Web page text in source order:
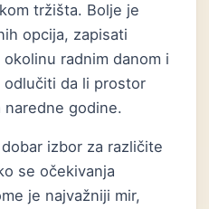
tržišta. Bolje je
opcija, zapisati
radnim danom i
da li prostor
naredne godine.
izbor za različite
se očekivanja
je najvažniji mir,